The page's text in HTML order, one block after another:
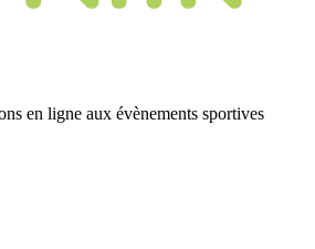
en ligne aux évènements sportives